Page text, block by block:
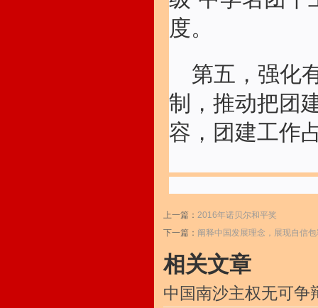
度。
第五，强化
制，推动把团
容，团建工作
上一篇： 2016年诺贝尔和平奖
下一篇： 阐释中国发展理念，展现自信
相关文章
中国南沙主权无可争